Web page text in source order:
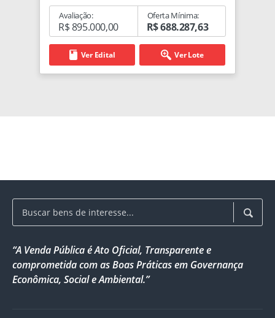
Avaliação:
R$ 895.000,00
Oferta Mínima:
R$ 688.287,63
Ver Edital Ver Lote
“A Venda Pública é Ato Oficial, Transparente e
comprometida com as Boas Práticas em Governança
Econômica, Social e Ambiental.”